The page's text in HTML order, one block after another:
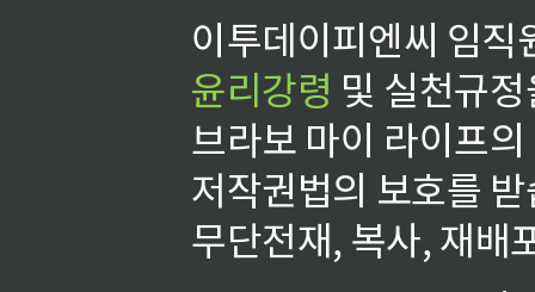
이투데이피엔씨 임
윤리강령 및 실천규
브라보 마이 라이프
저작권법의 보호를
무단전재, 복사, 재배